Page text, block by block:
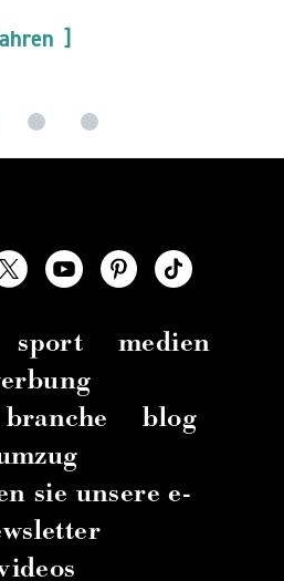
sport
medien
branche
blog
sie unsere e-